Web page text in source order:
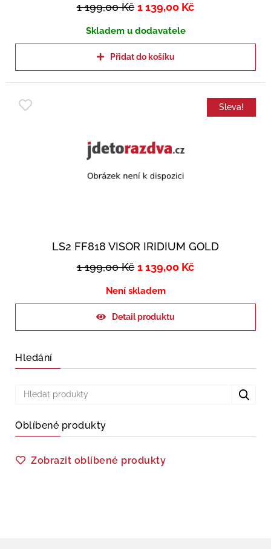
1 199,00Kč 1 139,00 Kč
Skladem u dodavatele
Přidat do košíku
Sleva!
LS2 FF818 VISOR IRIDIUM GOLD
1 199,00Kč 1 139,00 Kč
Není skladem
Detail produktu
Hledání
Oblíbené produkty
Zobrazit oblíbené produkty